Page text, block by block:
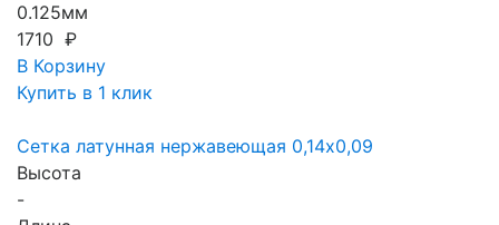
0.125мм
1710 ₽
В Корзину
Купить в 1 клик
Сетка латунная нержавеющая 0,14x0,09
Высота
-